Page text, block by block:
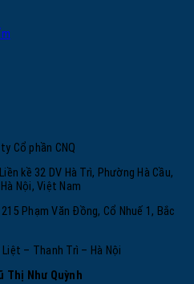
Cổ phần CNQ
kề 32 DV Hà Trì, Phường Hà Cầu,
Nội, Việt Nam
215 Phạm Văn Đồng, Cổ Nhuế 1, Bắc
Liệt – Thanh Trì – Hà Nội
Thị Như Quỳnh